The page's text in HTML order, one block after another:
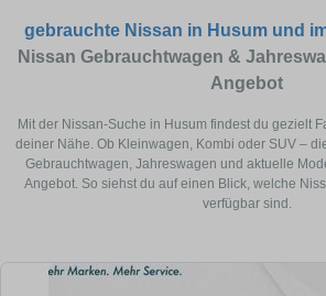
gebrauchte Nissan in Husum und
Nissan Gebrauchtwagen &
Angebot
Mit der Nissan-Suche in Husum findest du gezielt
deiner Nähe. Ob Kleinwagen, Kombi oder SUV –
Gebrauchtwagen, Jahreswagen und aktuelle
Angebot. So siehst du auf einen Blick, welche
verfügbar sind.